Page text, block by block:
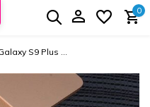
0
S9 Plus ...